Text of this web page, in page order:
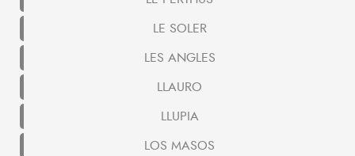
LE SOLER
LES ANGLES
LLAURO
LLUPIA
LOS MASOS